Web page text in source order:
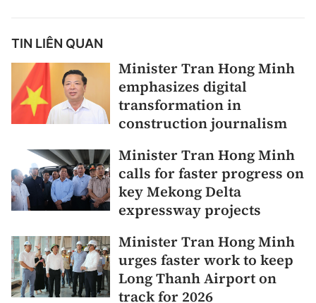
TIN LIÊN QUAN
Minister Tran Hong Minh
emphasizes digital
transformation in
construction journalism
Minister Tran Hong Minh
calls for faster progress on
key Mekong Delta
expressway projects
Minister Tran Hong Minh
urges faster work to keep
Long Thanh Airport on
track for 2026